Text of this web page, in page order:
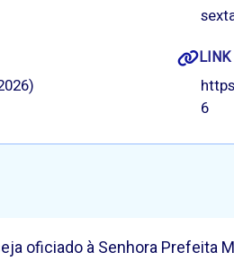
LINK
6
oficiado à Senhora Prefeita